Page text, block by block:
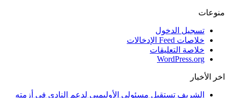
منوعات
تسجيل الدخول
خلاصات Feed الإدخالات
خلاصة التعليقات
WordPress.org
اخر الأخبار
الشريف تستقبل مسئولي الأوليمبي لدعم النادي في أزمته